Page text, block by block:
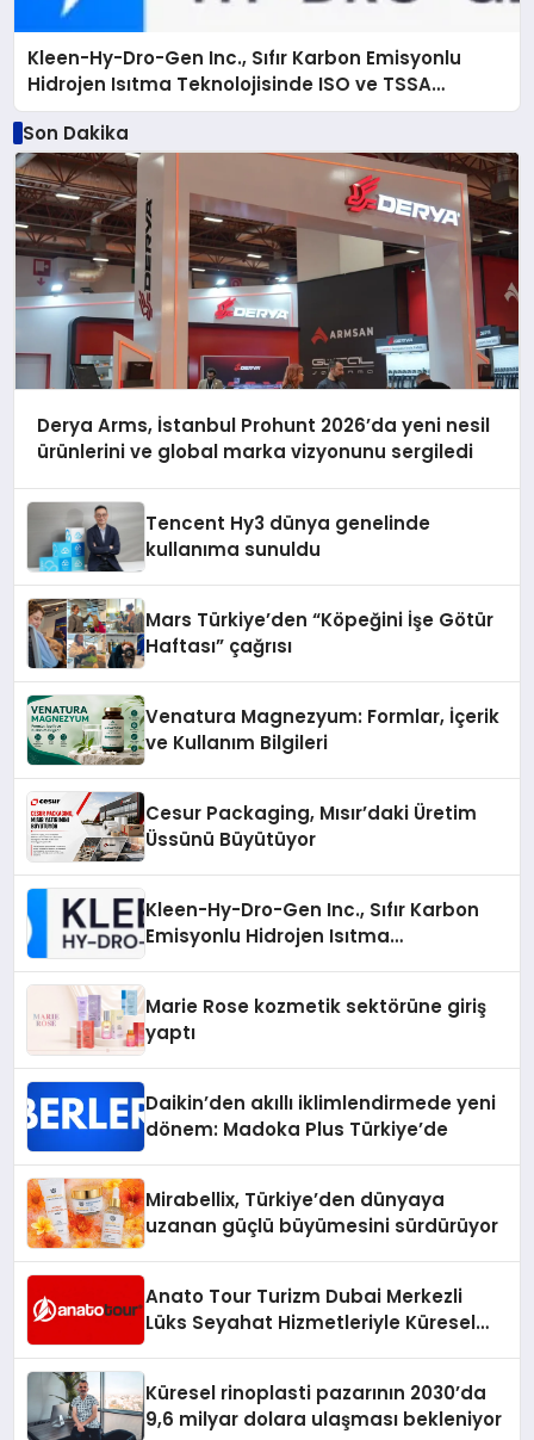
Kleen-Hy-Dro-Gen Inc., Sıfır Karbon Emisyonlu
Hidrojen Isıtma Teknolojisinde ISO ve TSSA
Düzenleyici Onaylarını Aldı
Son Dakika
Derya Arms, İstanbul Prohunt 2026’da yeni nesil
ürünlerini ve global marka vizyonunu sergiledi
Tencent Hy3 dünya genelinde
kullanıma sunuldu
Mars Türkiye’den “Köpeğini İşe Götür
Haftası” çağrısı
Venatura Magnezyum: Formlar, İçerik
ve Kullanım Bilgileri
Cesur Packaging, Mısır’daki Üretim
Üssünü Büyütüyor
Kleen-Hy-Dro-Gen Inc., Sıfır Karbon
Emisyonlu Hidrojen Isıtma
Marie Rose kozmetik sektörüne giriş
yaptı
Daikin’den akıllı iklimlendirmede yeni
dönem: Madoka Plus Türkiye’de
Mirabellix, Türkiye’den dünyaya
uzanan güçlü büyümesini sürdürüyor
Anato Tour Turizm Dubai Merkezli
Lüks Seyahat Hizmetleriyle Küresel
Küresel rinoplasti pazarının 2030’da
9,6 milyar dolara ulaşması bekleniyor